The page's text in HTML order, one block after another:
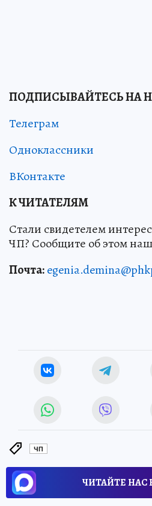
ПОДПИСЫВАЙТЕСЬ НА
Телеграм
Одноклассники
ВКонтакте
К ЧИТАТЕЛЯМ
Стали свидетелем
ЧП? Сообщите об этом
Почта:
ЧП
ЧИТАЙТЕ НАС